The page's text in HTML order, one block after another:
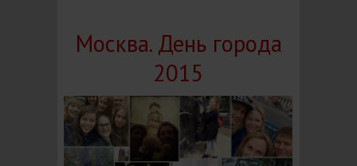
Москва. День города
2015